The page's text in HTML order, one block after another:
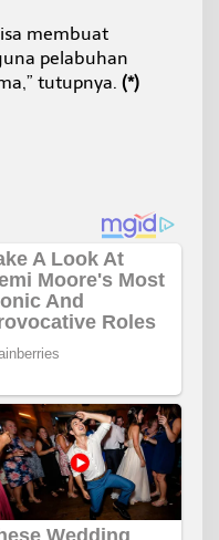
membuat
pelabuhan
tutupnya. (*)